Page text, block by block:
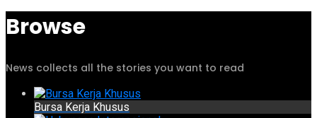
Browse
News collects all the stories you want to read
Bursa Kerja Khusus